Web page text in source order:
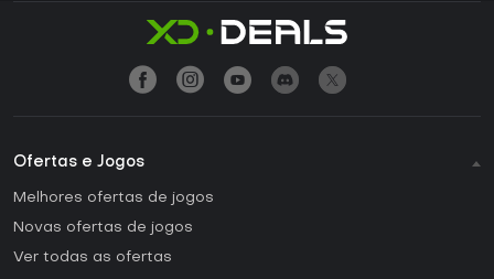
Ofertas e Jogos
Melhores ofertas de jogos
Novas ofertas de jogos
Ver todas as ofertas